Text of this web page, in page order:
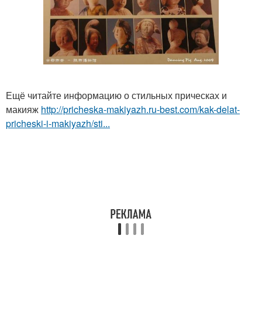
Ещё читайте информацию о стильных прическах и
макияж http://pricheska-makiyazh.ru-best.com/kak-delat-
pricheski-i-makiyazh/sti...